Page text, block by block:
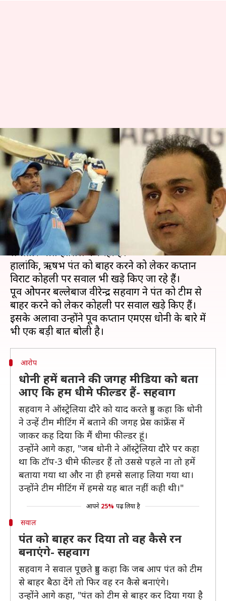
पंत को बाहर किए जाने पर सहवाग ने
उठाए सवाल, धोनी पर भी लगाया
आरोप
लेखन Neeraj Pandey Feb 01, 2020 12:37 pm
क्या है खबर?
भारतीय टीम फिलहाल शानदार फॉर्म में चल रही है और
लगातार जीत हासिल कर रही है।
हालांकि, ऋषभ पंत को बाहर करने को लेकर कप्तान
विराट कोहली पर सवाल भी खड़े किए जा रहे हैं।
पूर्व ओपनर बल्लेबाज वीरेन्द्र सहवाग ने पंत को टीम से
बाहर करने को लेकर कोहली पर सवाल खड़े किए हैं।
इसके अलावा उन्होंने पूर्व कप्तान एमएस धोनी के बारे में
आरोप
धोनी हमें बताने की जगह मीडिया को बता
आए कि हम धीमे फील्डर हैं- सहवाग
सहवाग ने ऑस्ट्रेलिया दौरे को याद करते हुए कहा कि धोनी
ने उन्हें टीम मीटिंग में बताने की जगह प्रेस कांफ्रेंस में
जाकर कह दिया कि मैं धीमा फील्डर हूं।
उन्होंने आगे कहा, "जब धोनी ने ऑस्ट्रेलिया दौरे पर कहा
था कि टॉप-3 धीमे फील्डर हैं तो उससे पहले ना तो हमें
बताया गया था और ना ही हमसे सलाह लिया गया था।
उन्होंने टीम मीटिंग में हमसे यह बात नहीं कही थी।"
आपने 25% पढ़ लिया है
सवाल
पंत को बाहर कर दिया तो वह कैसे रन
बनाएंगे- सहवाग
सहवाग ने सवाल पूछते हुए कहा कि जब आप पंत को टीम
से बाहर बैठा देंगे तो फिर वह रन कैसे बनाएंगे।
उन्होंने आगे कहा, "पंत को टीम से बाहर कर दिया गया है